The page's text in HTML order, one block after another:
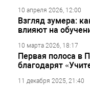
10 апреля 2026, 12:00
Взгляд зумера:
влияют на
10 марта 2026, 18:17
Первая полоса в
благодарят
11 декабря 2025, 21:40